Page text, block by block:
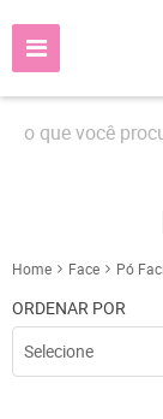
Home Face Pó
ORDENAR POR
Selecione